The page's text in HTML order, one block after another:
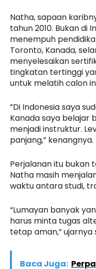
Natha, sapaan
tahun 2010. Bukan di
menempuh
Toronto, Kanada,
menyelesaikan
tingkatan tertinggi
untuk melatih calon
”Di Indonesia saya
Kanada saya belajar
menjadi instruktur.
panjang,” kenangnya.
Perjalanan itu bukan
Natha masih
waktu antara studi,
“Lumayan banyak
harus minta tugas
tetap aman,”
Baca Juga: